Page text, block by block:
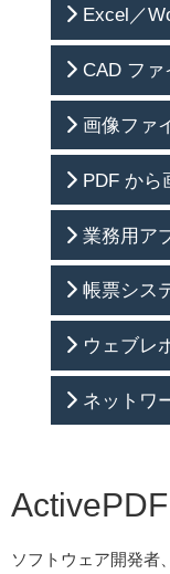
2017/08/14
2017/05/01
2017/04/24
2017/04/10
2017/03/20
2017/03/06
2017/01/30
2017/01/17
2016/12/05
2016/11/14
2016/10/31
2016/10/11
2016/09/26
Excel／
CAD フ
画像ファ
PDF から
業務用ア
帳票シス
ウェブレ
ネットワ
ソフトウェア開発者